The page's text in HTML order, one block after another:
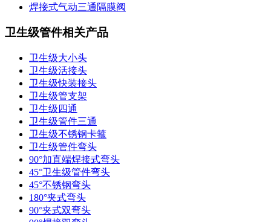
焊接式气动三通隔膜阀
卫生级管件相关产品
卫生级大小头
卫生级活接头
卫生级快装接头
卫生级管支架
卫生级四通
卫生级管件三通​
卫生级不锈钢卡箍
卫生级管件弯头
90°加直端焊接式弯头
45°卫生级管件弯头
45°不锈钢弯头
180°夹式弯头
90°夹式双弯头